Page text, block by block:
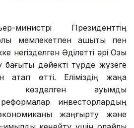
министрі Президенттің
мемлекетпен ашықтық пен
негізделген Әділетті әрі Озық
бағыты дәйекті түрде жұзеге
атап өтті. Еліміздің жаңа
көзделген ауқымды
инвесторлардың
жаңғырту және